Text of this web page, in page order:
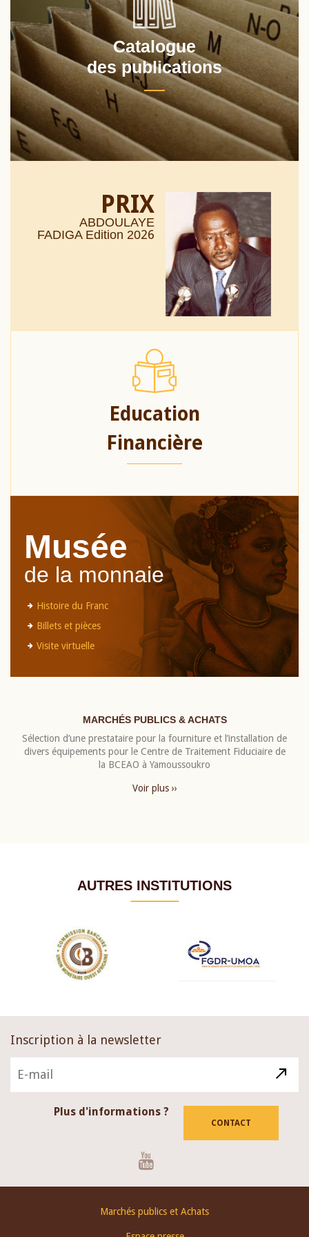
Catalogue
des publications
PRIX
ABDOULAYE
FADIGA Edition 2026
Education
Financière
Musée
de la monnaie
Histoire du Franc
Billets et pièces
Visite virtuelle
MARCHÉS PUBLICS & ACHATS
Sélection d’une prestataire pour la fourniture et l’installation de
divers équipements pour le Centre de Traitement Fiduciaire de
la BCEAO à Yamoussoukro
Voir plus ››
AUTRES INSTITUTIONS
Inscription à la newsletter
Plus d'informations ?
CONTACT
Marchés publics et Achats